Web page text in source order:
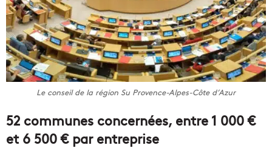
Le conseil de la région Su Provence-Alpes-Côte d’Azur
52 communes concernées, entre 1 000 €
et 6 500 € par entreprise